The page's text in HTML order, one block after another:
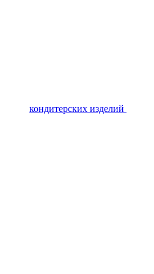
кондитерских изделий